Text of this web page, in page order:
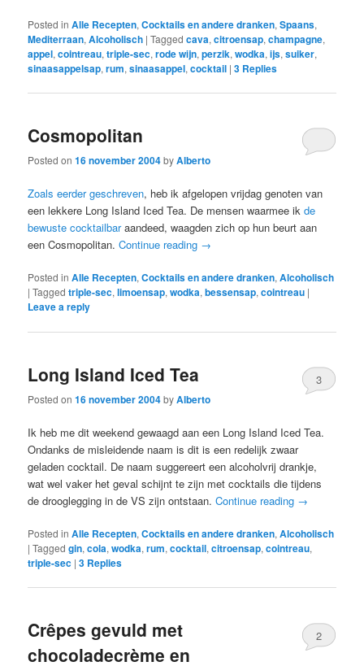
Posted in Alle Recepten,Cocktails en andere dranken,Spaans,
Mediterraan,Alcoholisch |Tagged cava,citroensap,champagne,
appel,cointreau,triple-sec,rode wijn,perzik,wodka,ijs,suiker,
sinaasappelsap,rum,sinaasappel,cocktail |3 Replies
Cosmopolitan
Posted on16 november 2004byAlberto
Zoals eerder geschreven, heb ik afgelopen vrijdag genoten van
een lekkere Long Island Iced Tea. De mensen waarmee ikde
bewuste cocktailbaraandeed, waagden zich op hun beurt aan
een Cosmopolitan.Continue reading →
Posted in Alle Recepten,Cocktails en andere dranken,Alcoholisch
|Tagged triple-sec,limoensap,wodka,bessensap,cointreau |
Leave a reply
Long Island Iced Tea
Posted on16 november 2004byAlberto
3
Ik heb me dit weekend gewaagd aan een Long Island Iced Tea.
Ondanks de misleidende naam is dit is een redelijk zwaar
geladen cocktail. De naam suggereert een alcoholvrij drankje,
wat wel vaker het geval schijnt te zijn met cocktails die tijdens
de drooglegging in de VS zijn ontstaan.Continue reading →
Posted in Alle Recepten,Cocktails en andere dranken,Alcoholisch
|Tagged gin,cola,wodka,rum,cocktail,citroensap,cointreau,
triple-sec |3 Replies
Crêpes gevuld met
chocoladecrème en
2